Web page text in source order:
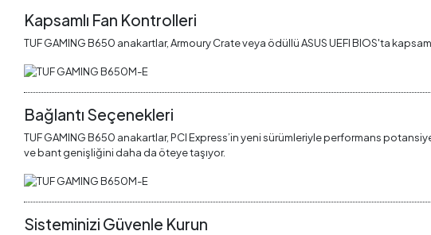
Kapsamlı Fan Kontrolleri
TUF GAMING B650 anakartlar, Armoury Crate veya ödüllü ASUS UEFI BIOS'ta
Bağlantı Seçenekleri
TUF GAMING B650 anakartlar, PCI Express’in yeni sürümleriyle performans
ve bant genişliğini daha da öteye taşıyor.
Sisteminizi Güvenle Kurun